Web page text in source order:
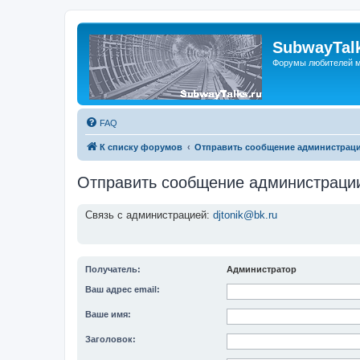
Форумы любителей
FAQ
К списку форумов Отправить сообщение
Отправить сообщение
Связь с администрацией: djtonik@bk.ru
Получатель: Администратор
Ваш адрес email:
Ваше имя:
Заголовок: